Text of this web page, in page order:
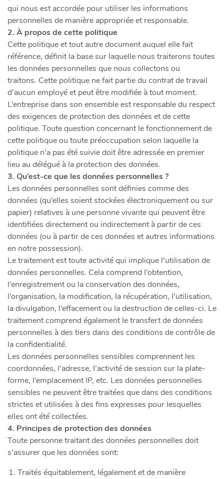
qui nous est accordée pour utiliser les informations
personnelles de manière appropriée et responsable.
2. À propos de cette politique
Cette politique et tout autre document auquel elle fait
référence, définit la base sur laquelle nous traiterons toutes
les données personnelles que nous collectons ou
traitons. Cette politique ne fait partie du contrat de travail
d’aucun employé et peut être modifiée à tout moment.
L’entreprise dans son ensemble est responsable du respect
des exigences de protection des données et de cette
politique. Toute question concernant le fonctionnement de
cette politique ou toute préoccupation selon laquelle la
politique n’a pas été suivie doit être adressée en premier
lieu au délégué à la protection des données.
3. Qu’est-ce que les données personnelles ?
Les données personnelles sont définies comme des
données (qu’elles soient stockées électroniquement ou sur
papier) relatives à une personne vivante qui peuvent être
identifiées directement ou indirectement à partir de ces
données (ou à partir de ces données et autres informations
en notre possession).
Le traitement est toute activité qui implique l’utilisation de
données personnelles. Cela comprend l’obtention,
l’enregistrement ou la conservation des données,
l’organisation, la modification, la récupération, l’utilisation,
la divulgation, l’effacement ou la destruction de celles-ci. Le
traitement comprend également le transfert de données
personnelles à des tiers dans des conditions de contrôle de
la confidentialité.
Les données personnelles sensibles comprennent les
coordonnées, l’adresse, l’activité de session sur la plate-
forme, l’emplacement IP, etc. Les données personnelles
sensibles ne peuvent être traitées que dans des conditions
strictes et utilisées à des fins expresses pour lesquelles
elles ont été collectées.
4. Principes de protection des données
Toute personne traitant des données personnelles doit
s’assurer que les données sont:
Traités équitablement, légalement et de manière